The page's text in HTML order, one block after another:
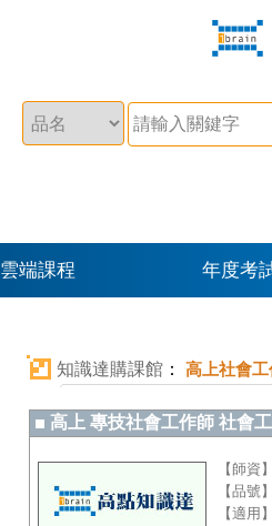
雲端課程 年度考
知識達購課館： 高上社會工
高上 專技社會工作師 社會
【師資
【品號
【適用